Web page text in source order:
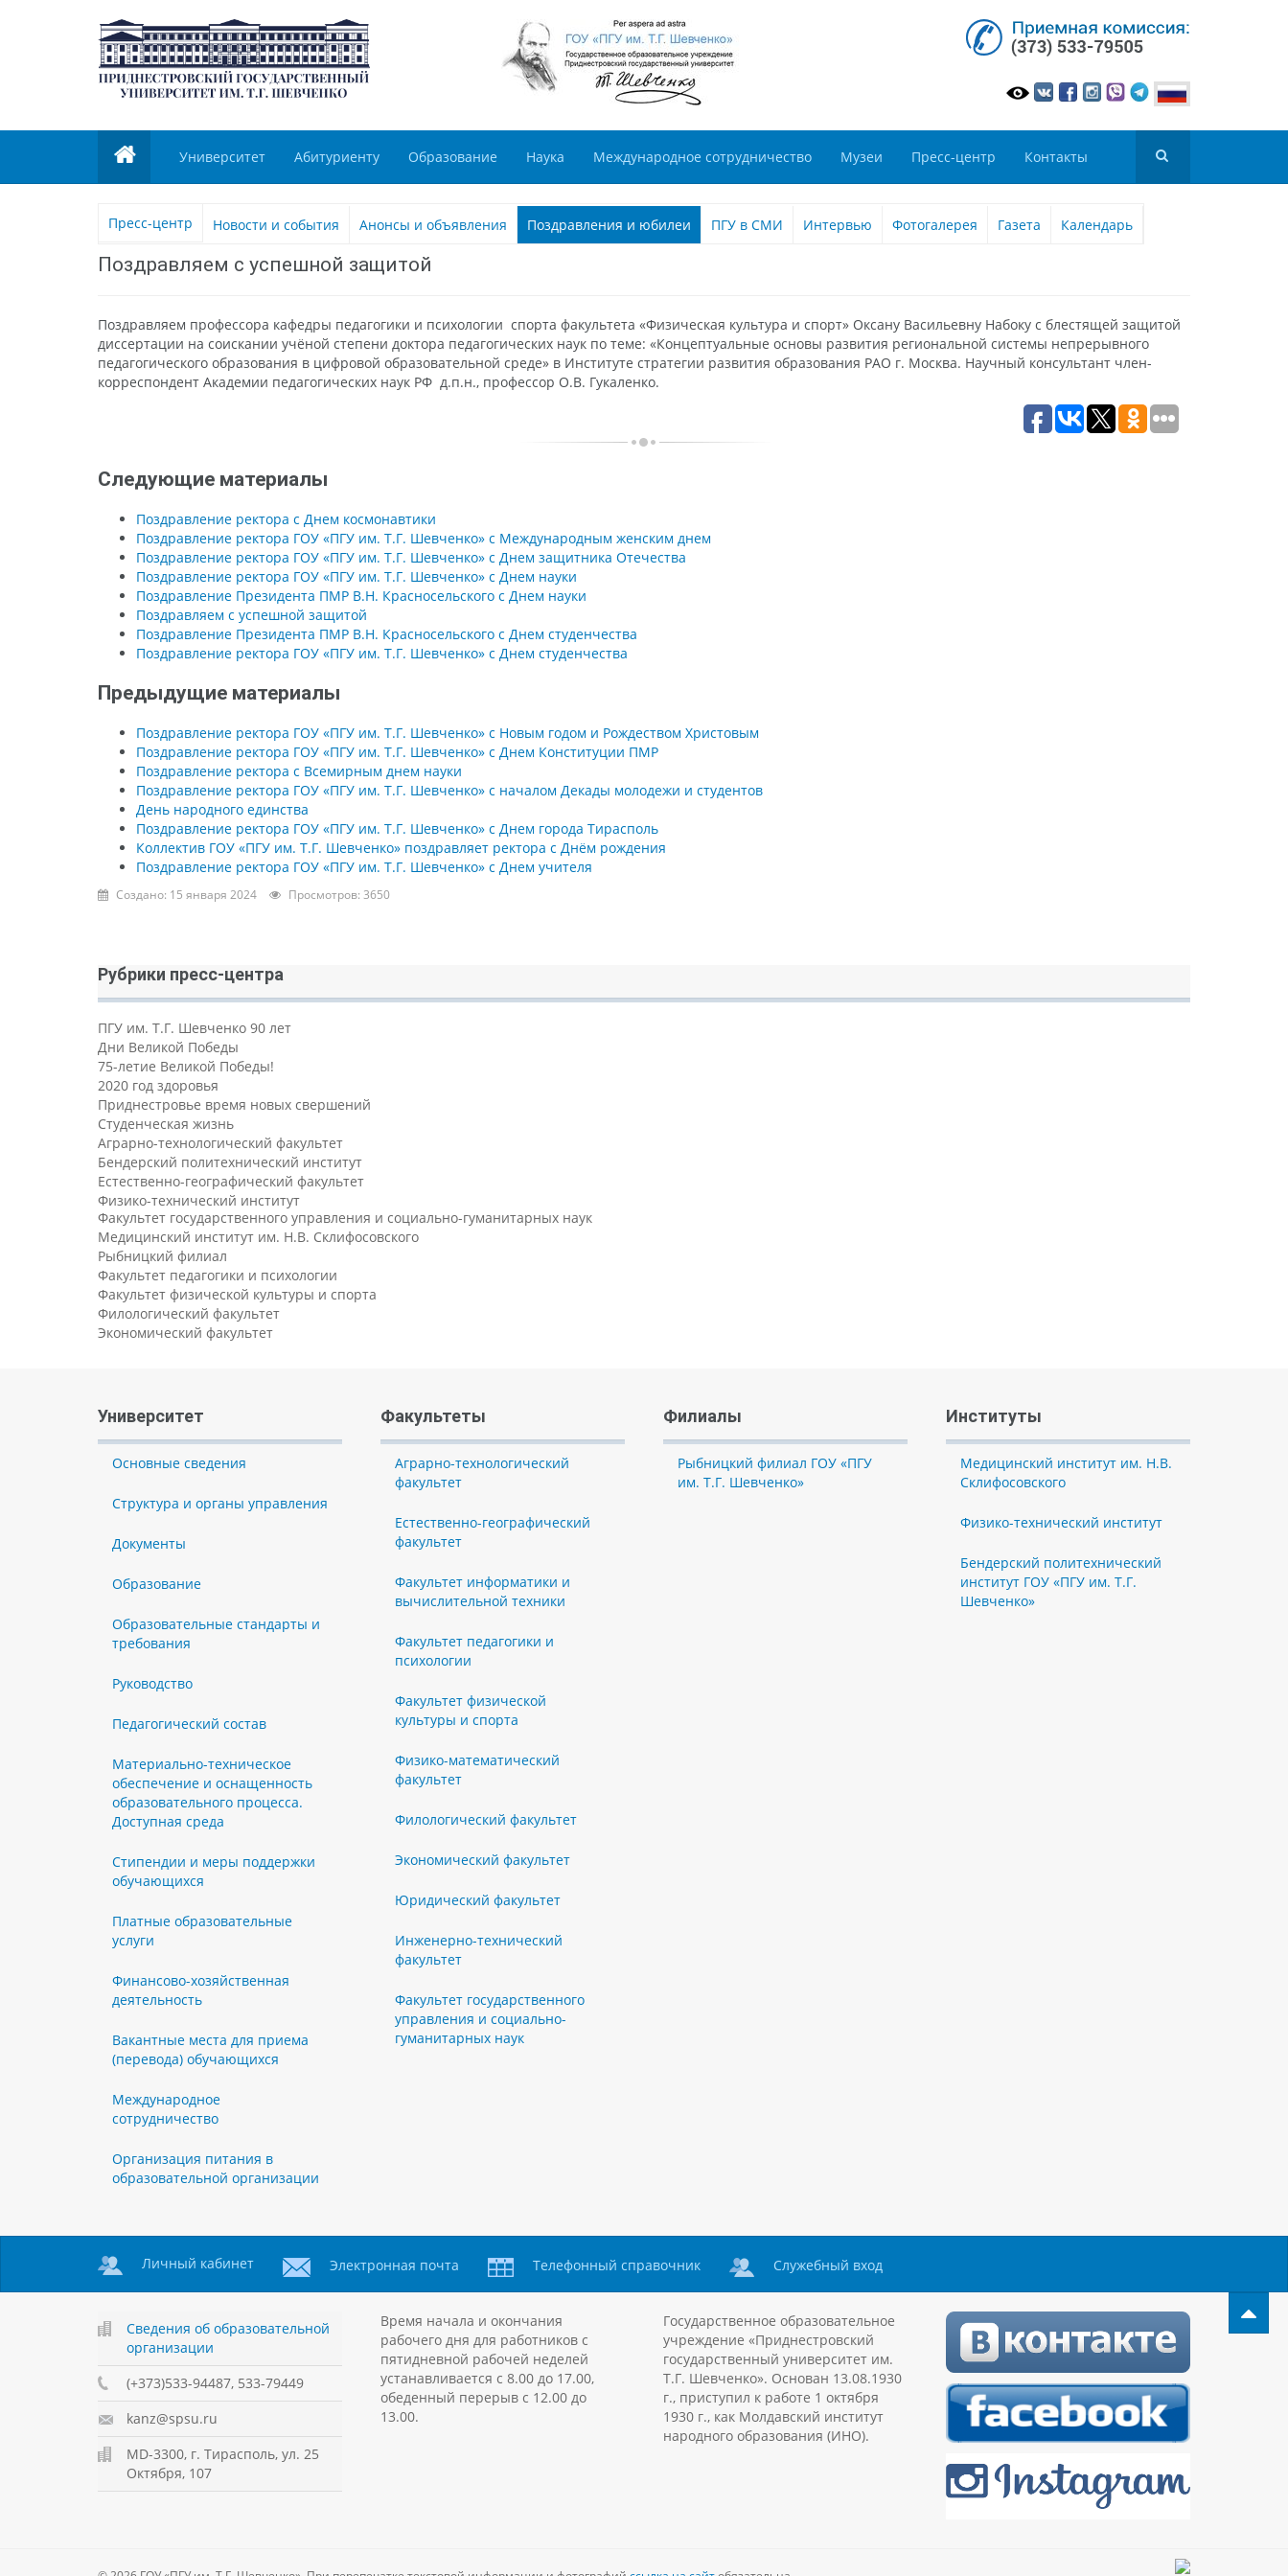
Университет Абитуриенту Образование Наука Международное сотрудничество Музеи Пресс-центр Контакты
Пресс-центр Новости и события Анонсы и объявления Поздравления и юбилеи ПГУ в СМИ Интервью Фотогалерея Газета Календарь
Поздравляем с успешной защитой
Поздравляем профессора кафедры педагогики и психологии спорта факультета «Физическая культура и спорт» Оксану Васильевну Набоку с блестящей защитой
диссертации на соискании учёной степени доктора педагогических наук по теме: «Концептуальные основы развития региональной системы непрерывного
педагогического образования в цифровой образовательной среде» в Институте стратегии развития образования РАО г. Москва. Научный консультант член-
корреспондент Академии педагогических наук РФ д.п.н., профессор О.В. Гукаленко.
Следующие материалы
Поздравление ректора с Днем космонавтики
Поздравление ректора ГОУ «ПГУ им. Т.Г. Шевченко» с Международным женским днем
Поздравление ректора ГОУ «ПГУ им. Т.Г. Шевченко» с Днем защитника Отечества
Поздравление ректора ГОУ «ПГУ им. Т.Г. Шевченко» с Днем науки
Поздравление Президента ПМР В.Н. Красносельского с Днем науки
Поздравляем с успешной защитой
Поздравление Президента ПМР В.Н. Красносельского с Днем студенчества
Поздравление ректора ГОУ «ПГУ им. Т.Г. Шевченко» с Днем студенчества
Предыдущие материалы
Поздравление ректора ГОУ «ПГУ им. Т.Г. Шевченко» с Новым годом и Рождеством Христовым
Поздравление ректора ГОУ «ПГУ им. Т.Г. Шевченко» с Днем Конституции ПМР
Поздравление ректора с Всемирным днем науки
Поздравление ректора ГОУ «ПГУ им. Т.Г. Шевченко» с началом Декады молодежи и студентов
День народного единства
Поздравление ректора ГОУ «ПГУ им. Т.Г. Шевченко» с Днем города Тирасполь
Коллектив ГОУ «ПГУ им. Т.Г. Шевченко» поздравляет ректора с Днём рождения
Поздравление ректора ГОУ «ПГУ им. Т.Г. Шевченко» с Днем учителя
Создано: 15 января 2024 Просмотров: 3650
Рубрики пресс-центра
ПГУ им. Т.Г. Шевченко 90 лет
Дни Великой Победы
75-летие Великой Победы!
2020 год здоровья
Приднестровье время новых свершений
Студенческая жизнь
Аграрно-технологический факультет
Бендерский политехнический институт
Естественно-географический факультет
Физико-технический институт
Факультет государственного управления и социально-гуманитарных наук
Медицинский институт им. Н.В. Склифосовского
Рыбницкий филиал
Факультет педагогики и психологии
Факультет физической культуры и спорта
Филологический факультет
Экономический факультет
Университет
Основные сведения
Структура и органы управления
Документы
Образование
Образовательные стандарты и
требования
Руководство
Педагогический состав
Материально-техническое
обеспечение и оснащенность
образовательного процесса.
Доступная среда
Стипендии и меры поддержки
обучающихся
Платные образовательные
услуги
Финансово-хозяйственная
деятельность
Вакантные места для приема
(перевода) обучающихся
Международное
сотрудничество
Организация питания в
образовательной организации
Факультеты
Аграрно-технологический
факультет
Естественно-географический
факультет
Факультет информатики и
вычислительной техники
Факультет педагогики и
психологии
Факультет физической
культуры и спорта
Физико-математический
факультет
Филологический факультет
Экономический факультет
Юридический факультет
Инженерно-технический
факультет
Факультет государственного
управления и социально-
гуманитарных наук
Филиалы
Рыбницкий филиал ГОУ «ПГУ
им. Т.Г. Шевченко»
Институты
Медицинский институт им. Н.В.
Склифосовского
Физико-технический институт
Бендерский политехнический
институт ГОУ «ПГУ им. Т.Г.
Шевченко»
Личный кабинет Электронная почта Телефонный справочник Служебный вход
Сведения об образовательной
организации
(+373)533-94487, 533-79449
kanz@spsu.ru
MD-3300, г. Тирасполь, ул. 25
Октября, 107
Время начала и окончания
рабочего дня для работников с
пятидневной рабочей неделей
устанавливается с 8.00 до 17.00,
обеденный перерыв с 12.00 до
13.00.
Государственное образовательное
учреждение «Приднестровский
государственный университет им.
Т.Г. Шевченко». Основан 13.08.1930
г., приступил к работе 1 октября
1930 г., как Молдавский институт
народного образования (ИНО).